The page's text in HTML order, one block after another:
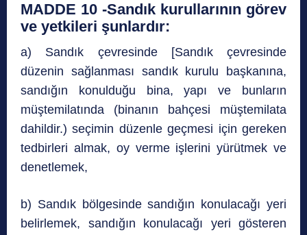
MADDE 10 -Sandık kurullarının görev
ve yetkileri şunlardır:
a) Sandık çevresinde [Sandık çevresinde
düzenin sağlanması sandık kurulu başkanına,
sandığın konulduğu bina, yapı ve bunların
müştemilatında (binanın bahçesi müştemilata
dahildir.) seçimin düzenle geçmesi için gereken
tedbirleri almak, oy verme işlerini yürütmek ve
denetlemek,
b) Sandık bölgesinde sandığın konulacağı yeri
belirlemek, sandığın konulacağı yeri gösteren